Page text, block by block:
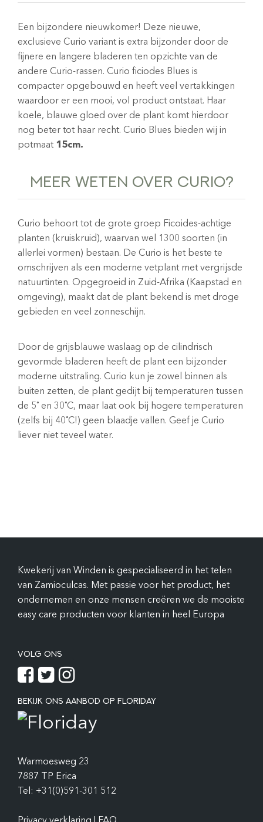
Een bijzondere nieuwkomer! Deze nieuwe,
exclusieve Curio variant is extra bijzonder door de
fijnere en langere bladeren ten opzichte van de
andere Curio-rassen. Curio ficiodes Blues is
compacter opgebouwd en heeft veel vertakkingen
waardoor er een mooi, vol product ontstaat. Haar
koele, blauwe gloed over de plant komt hierdoor
nog beter tot haar recht. Curio Blues bieden wij in
potmaat 15cm.
MEER WETEN OVER CURIO?
Curio behoort tot de grote groep Ficoides-achtige
planten (kruiskruid), waarvan wel 1300 soorten (in
allerlei vormen) bestaan. De Curio is het beste te
omschrijven als een moderne vetplant met vergrijsde
natuurtinten. Opgegroeid in Zuid-Afrika (Kaapstad en
omgeving), maakt dat de plant bekend is met droge
gebieden en veel zonneschijn.
Door de grijsblauwe waslaag op de cilindrisch
gevormde bladeren heeft de plant een bijzonder
moderne uitstraling. Curio kun je zowel binnen als
buiten zetten, de plant gedijt bij temperaturen tussen
de 5˚ en 30˚C, maar laat ook bij hogere temperaturen
(zelfs bij 40˚C!) geen blaadje vallen. Geef je Curio
liever niet teveel water.
Kwekerij van Winden is gespecialiseerd in het telen
van Zamioculcas. Met passie voor het product, het
ondernemen en onze mensen creëren we de mooiste
easy care producten voor klanten in heel Europa
VOLG ONS
BEKIJK ONS AANBOD OP FLORIDAY
Warmoesweg 23
7887 TP Erica
Tel: +31(0)591-301 512